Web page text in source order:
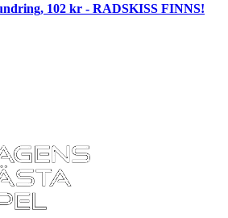
102 kr - RADSKISS FINNS!